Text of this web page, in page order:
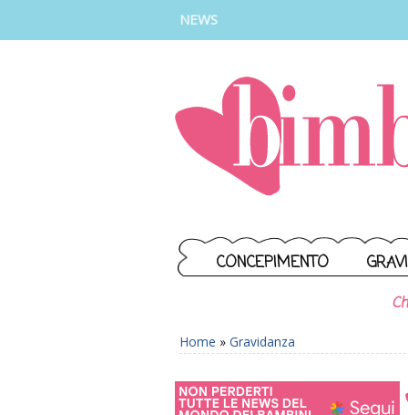
NEWS
CONCEPIMENTO
Home » Gravidanza